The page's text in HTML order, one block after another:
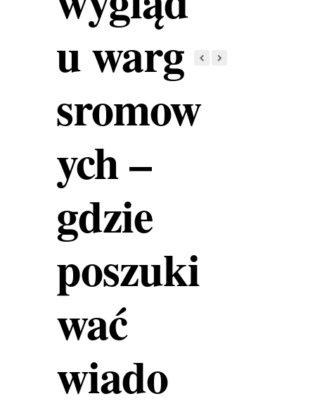
u warg
sromow
ych –
gdzie
poszuki
wać
wiado